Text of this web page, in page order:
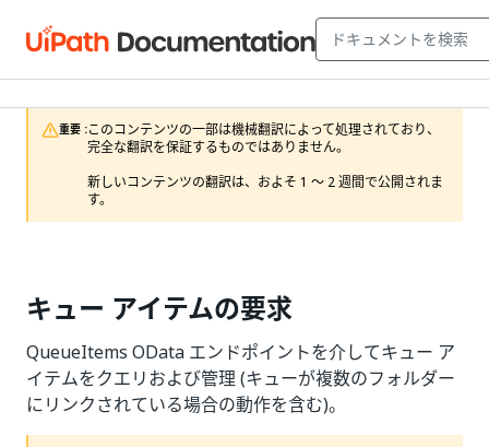
重要 :このコンテンツの一部は機械翻訳によって処理されており、
完全な翻訳を保証するものではありません。
新しいコンテンツの翻訳は、およそ 1 ～ 2 週間で公開されま
す。
キュー アイテムの要求
QueueItems OData エンドポイントを介してキュー ア
イテムをクエリおよび管理 (キューが複数のフォルダー
にリンクされている場合の動作を含む)。